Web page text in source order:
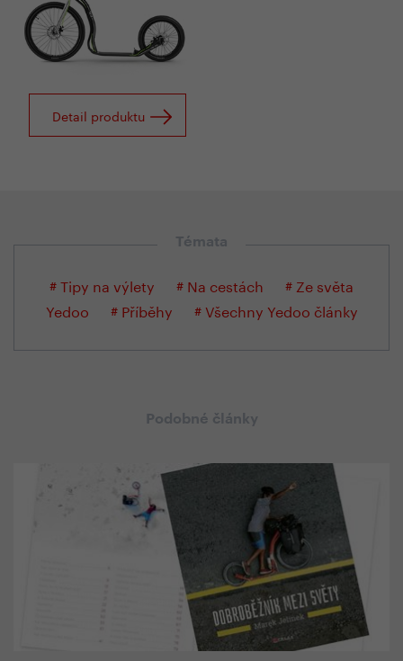
Detail produktu
Témata
# Tipy na výlety # Na cestách
# Ze světa
Yedoo
# Příběhy # Všechny Yedoo články
Podobné články